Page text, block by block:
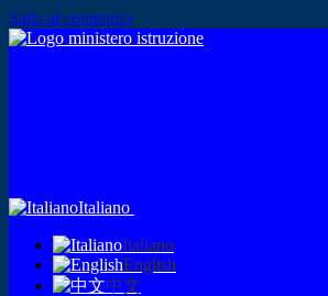
Salta al contenuto
Italiano
Italiano
English
中文